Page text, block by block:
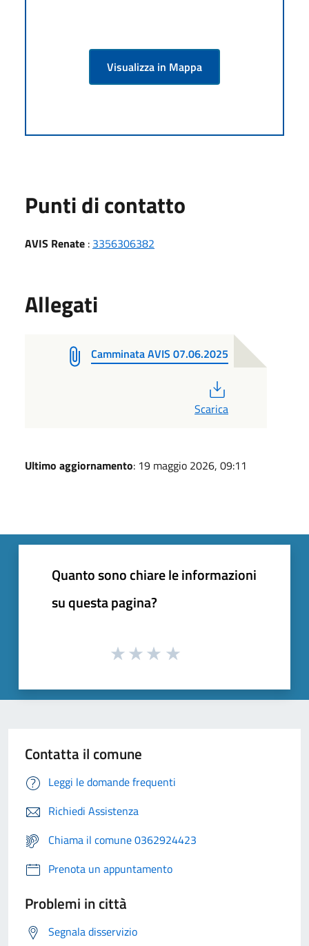
Visualizza in Mappa
Punti di contatto
AVIS Renate : 3356306382
Allegati
Camminata AVIS 07.06.2025
Scarica
Ultimo aggiornamento: 19 maggio 2026, 09:11
Quanto sono chiare le informazioni
su questa pagina?
Contatta il comune
Leggi le domande frequenti
Richiedi Assistenza
Chiama il comune 0362924423
Prenota un appuntamento
Problemi in città
Segnala disservizio